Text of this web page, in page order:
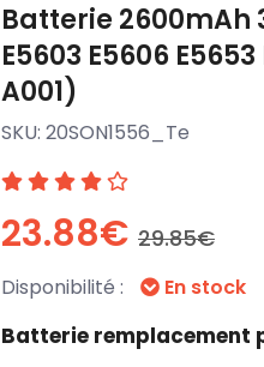
Batterie 2600mAh
E5603 E5606
A001)
SKU: 20SON1556_Te
23.88€ 29.85€
Disponibilité : En stock
Batterie remplacement